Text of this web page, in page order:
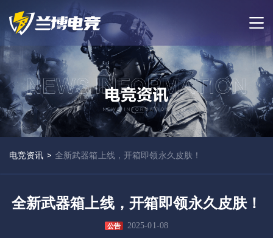
电竞资讯 > 全新武器箱上线，开箱即领永久皮肤！
全新武器箱上线，开箱即领永久皮肤！
公告 2025-01-08